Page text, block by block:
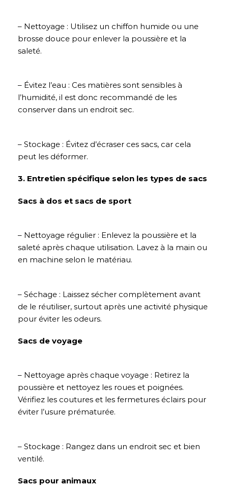
– Nettoyage : Utilisez un chiffon humide ou une
brosse douce pour enlever la poussière et la
saleté.
– Évitez l’eau : Ces matières sont sensibles à
l’humidité, il est donc recommandé de les
conserver dans un endroit sec.
– Stockage : Évitez d’écraser ces sacs, car cela
peut les déformer.
3. Entretien spécifique selon les types de sacs
Sacs à dos et sacs de sport
– Nettoyage régulier : Enlevez la poussière et la
saleté après chaque utilisation. Lavez à la main ou
en machine selon le matériau.
– Séchage : Laissez sécher complètement avant
de le réutiliser, surtout après une activité physique
pour éviter les odeurs.
Sacs de voyage
– Nettoyage après chaque voyage : Retirez la
poussière et nettoyez les roues et poignées.
Vérifiez les coutures et les fermetures éclairs pour
éviter l’usure prématurée.
– Stockage : Rangez dans un endroit sec et bien
ventilé.
Sacs pour animaux